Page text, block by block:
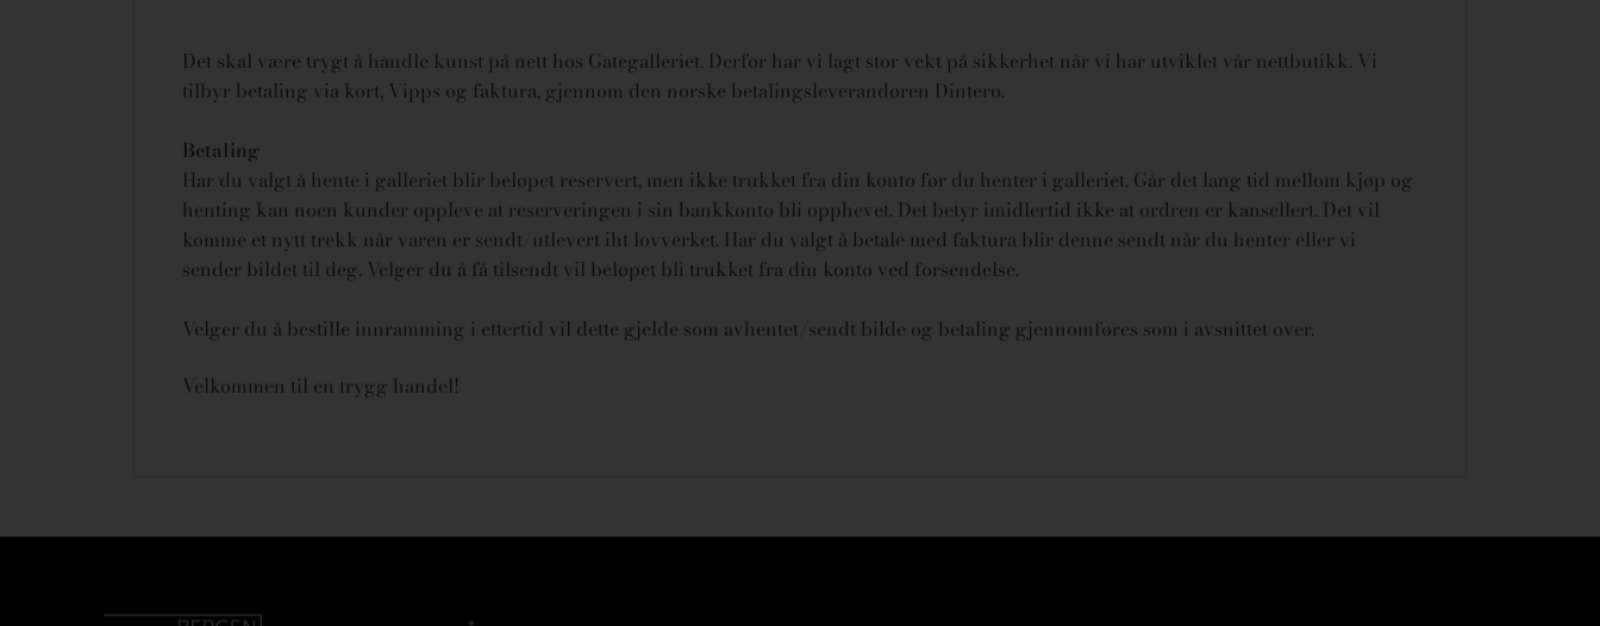
Det skal være trygt å handle kunst på nett hos Gategalleriet. Derfor har vi lagt stor vekt på sikkerhet når vi har utviklet vår nettbutikk. Vi
tilbyr betaling via kort, Vipps og faktura, gjennom den norske betalingsleverandøren Dintero.
Betaling
Har du valgt å hente i galleriet blir beløpet reservert, men ikke trukket fra din konto før du henter i galleriet. Går det lang tid mellom kjøp og
henting kan noen kunder oppleve at reserveringen i sin bankkonto bli opphevet. Det betyr imidlertid ikke at ordren er kansellert. Det vil
komme et nytt trekk når varen er sendt/utlevert iht lovverket. Har du valgt å betale med faktura blir denne sendt når du henter eller vi
sender bildet til deg. Velger du å få tilsendt vil beløpet bli trukket fra din konto ved forsendelse.
Velger du å bestille innramming i ettertid vil dette gjelde som avhentet/sendt bilde og betaling gjennomføres som i avsnittet over.
Velkommen til en trygg handel!